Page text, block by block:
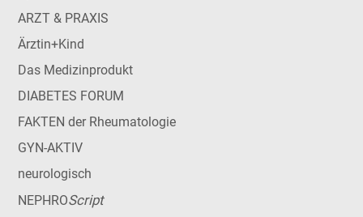
ARZT & PRAXIS
Ärztin+Kind
Das Medizinprodukt
DIABETES FORUM
FAKTEN der Rheumatologie
GYN-AKTIV
neurologisch
NEPHROScript